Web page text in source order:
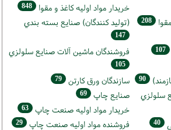
خريدار مواد اوليه كاغذ و مقوا 848
208 (تولید كنندگان) صنايع بسته بندي
147
107 فروشندگان ماشين آلات صنايع سلولزي
105
90 سازندگان ورق كارتن 79
سلولزي صنايع چاپ 69
خريدار مواد اوليه صنعت چاپ 63
40 فروشنده مواد اوليه صنعت چاپ 29